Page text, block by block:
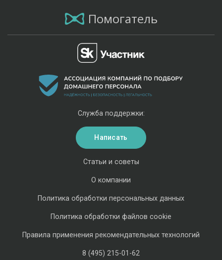
Помогатель
Статьи и советы
О компании
Политика обработки персональных данных
Политика обработки файлов cookie
Правила применения рекомендательных технологий
8 (495) 215-01-62
Служба поддержки:
Написать